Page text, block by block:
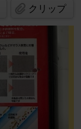
クリップ